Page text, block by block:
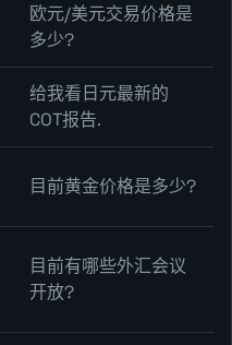
欧元/美元交易价格是
多少?
给我看日元最新的
COT报告.
目前黄金价格是多少?
目前有哪些外汇会议
开放?